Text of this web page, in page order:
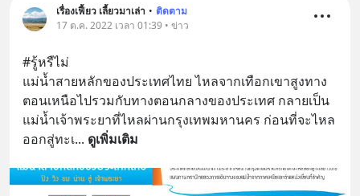
เรื่องเฟี้ยว เลี้ยวมาเล่า • ติดตาม
17 ต.ค. 2022 เวลา 01:39 • ข่าว
#รู้หรืไม่
แม่น้ำสายหลักของประเทศไทย ไหลจากเทือกเขาสูงทาง
ตอนเหนือไปรวมกับทางตอนกลางของประเทศ กลายเป็น
แม่น้ำเจ้าพระยาที่ไหลผ่านกรุงเทพมหานคร ก่อนที่จะไหล
ออกสู่ทะเ... ดูเพิ่มเติม